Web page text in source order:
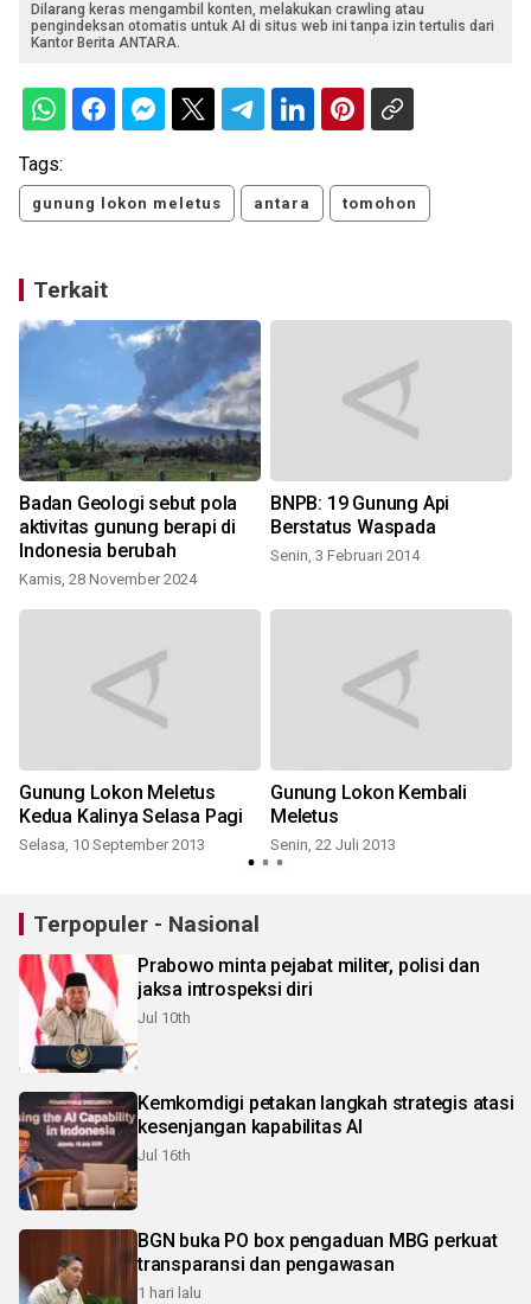
Dilarang keras mengambil konten, melakukan crawling atau
pengindeksan otomatis untuk AI di situs web ini tanpa izin tertulis dari
Kantor Berita ANTARA.
Tags:
gunung lokon meletus antara tomohon
Terkait
Badan Geologi sebut pola
aktivitas gunung berapi di
Indonesia berubah
Kamis, 28 November 2024
BNPB: 19 Gunung Api
Berstatus Waspada
Senin, 3 Februari 2014
Gunung Lokon Meletus
Kedua Kalinya Selasa Pagi
Selasa, 10 September 2013
Gunung Lokon Kembali
Meletus
Senin, 22 Juli 2013
Terpopuler - Nasional
Prabowo minta pejabat militer, polisi dan
jaksa introspeksi diri
Jul 10th
Kemkomdigi petakan langkah strategis atasi
kesenjangan kapabilitas AI
Jul 16th
BGN buka PO box pengaduan MBG perkuat
transparansi dan pengawasan
1 hari lalu